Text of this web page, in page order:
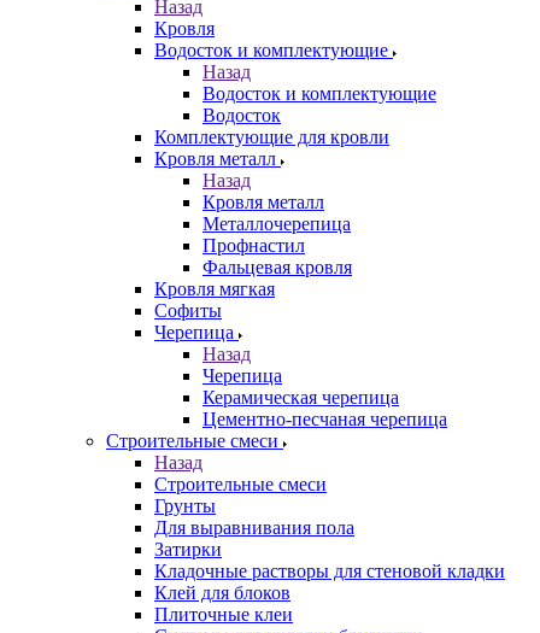
Назад
Кровля
Водосток и комплектующие
Назад
Водосток и комплектующие
Водосток
Комплектующие для кровли
Кровля металл
Назад
Кровля металл
Металлочерепица
Профнастил
Фальцевая кровля
Кровля мягкая
Софиты
Черепица
Назад
Черепица
Керамическая черепица
Цементно-песчаная черепица
Строительные смеси
Назад
Строительные смеси
Грунты
Для выравнивания пола
Затирки
Кладочные растворы для стеновой кладки
Клей для блоков
Плиточные клеи